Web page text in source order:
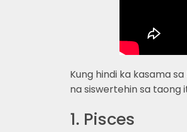
Kung hindi ka kasama
na siswertehin sa taong
1. Pisces